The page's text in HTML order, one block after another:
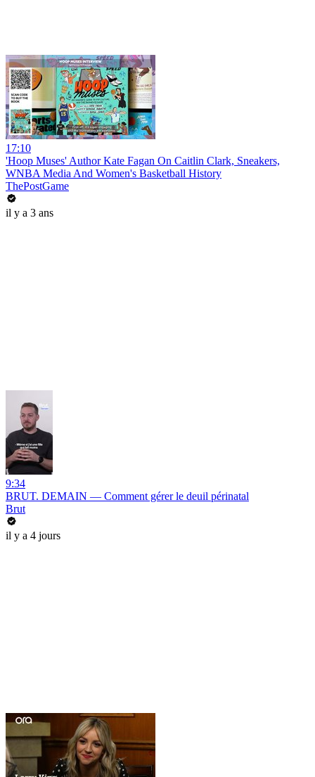
17:10
'Hoop Muses' Author Kate Fagan On Caitlin Clark, Sneakers,
WNBA Media And Women's Basketball History
ThePostGame
il y a 3 ans
9:34
BRUT. DEMAIN — Comment gérer le deuil périnatal
Brut
il y a 4 jours